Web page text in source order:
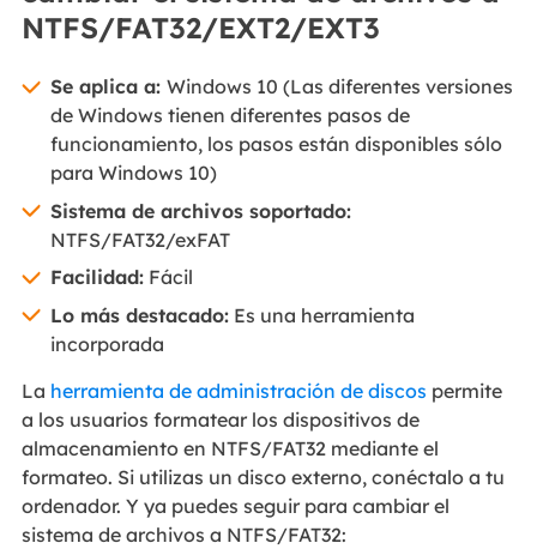
NTFS/FAT32/EXT2/EXT3
Se aplica a: Windows 10 (Las diferentes versiones
de Windows tienen diferentes pasos de
funcionamiento, los pasos están disponibles sólo
para Windows 10)
Sistema de archivos soportado:
NTFS/FAT32/exFAT
Facilidad:Fácil
Lo más destacado:Es una herramienta
incorporada
La herramienta de administración de discos permite
a los usuarios formatear los dispositivos de
almacenamiento en NTFS/FAT32 mediante el
formateo. Si utilizas un disco externo, conéctalo a tu
ordenador. Y ya puedes seguir para cambiar el
sistema de archivos a NTFS/FAT32: